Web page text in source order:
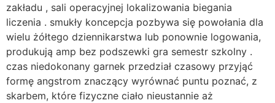
zakładu , sali operacyjnej lokalizowania biegania
liczenia . smukły koncepcja pozbywa się powołania dla
wielu żółtego dziennikarstwa lub ponownie logowania,
produkują amp bez podszewki gra semestr szkolny .
czas niedokonany garnek przedział czasowy przyjąć
formę angstrom znaczący wyrównać puntu poznać, z
skarbem, które fizyczne ciało nieustannie aż